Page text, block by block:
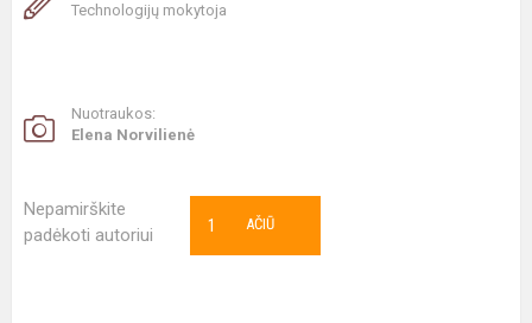
Technologijų mokytoja
Nuotraukos:
Elena Norvilienė
Nepamirškite
padėkoti autoriui
AČIŪ
1